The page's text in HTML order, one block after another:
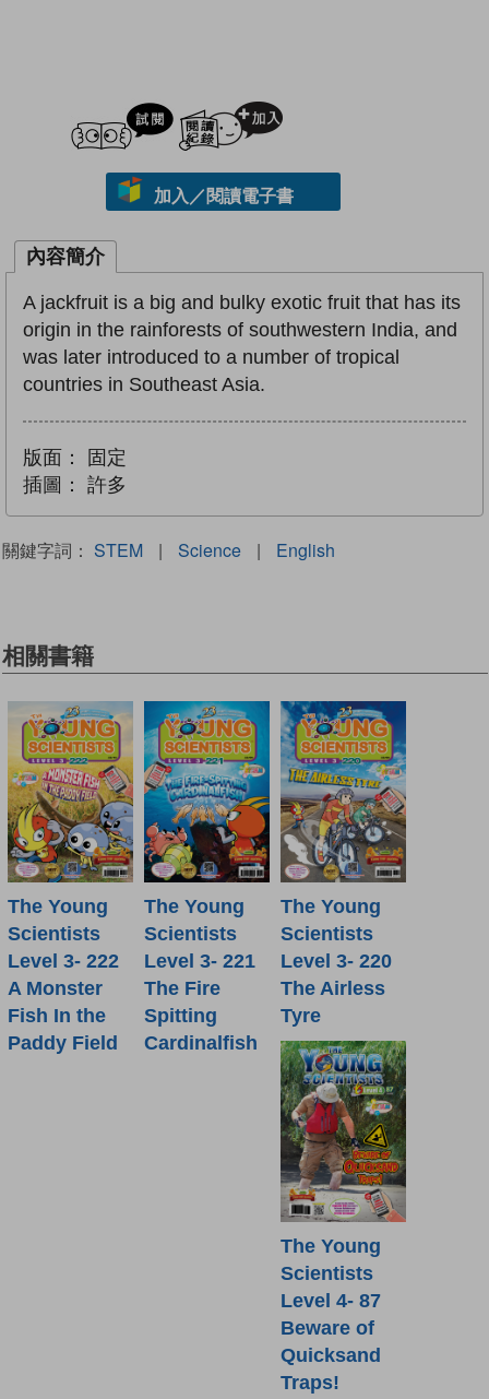
試閲
加入／閱讀電子書
內容簡介
A jackfruit is a big and bulky exotic fruit that has its
origin in the rainforests of southwestern India, and
was later introduced to a number of tropical
countries in Southeast Asia.
版面：
固定
插圖：
許多
關鍵字詞： STEM | Science | English
相關書籍
The Young
Scientists
Level 3- 222
A Monster
Fish In the
Paddy Field
The Young
Scientists
Level 3- 221
The Fire
Spitting
Cardinalfish
The Young
Scientists
Level 3- 220
The Airless
Tyre
The Young
Scientists
Level 4- 87
Beware of
Quicksand
Traps!